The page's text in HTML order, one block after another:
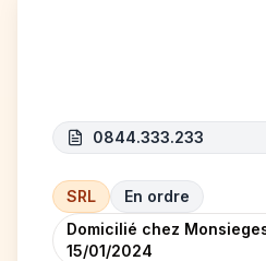
0844.333.233
SRL
En ordre
Domicilié chez
15/01/2024